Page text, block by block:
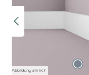
Abbildung ähnlich